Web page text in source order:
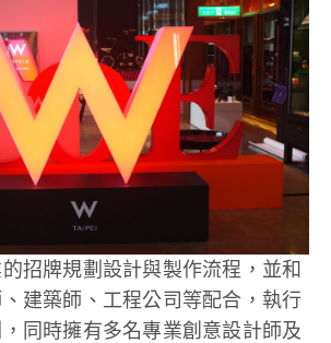
招牌規劃設計與製作流程，並和
建築師、工程公司等配合，執行
同時擁有多名專業創意設計師及